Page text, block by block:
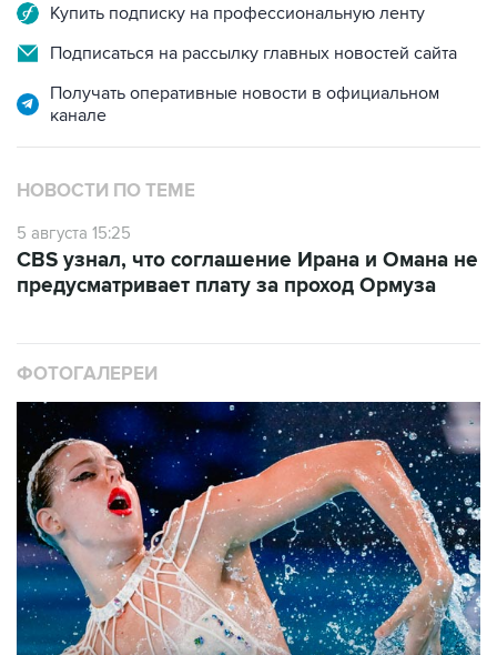
Купить подписку на профессиональную ленту
Подписаться на рассылку главных новостей сайта
Получать оперативные новости в официальном
канале
НОВОСТИ ПО ТЕМЕ
5 августа 15:25
CBS узнал, что соглашение Ирана и Омана не
предусматривает плату за проход Ормуза
ФОТОГАЛЕРЕИ